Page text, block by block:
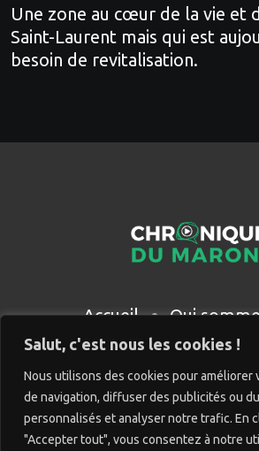
Salut, c'est nous les cookies !
Nous utilisons des cookies pour améliorer
de navigation, diffuser des publicités ou
personnalisés et analyser notre trafic. En
"Accepter tout", vous consentez à notre
Une zone au cœur de la vie et
Saint-Laurent mais qui est
besoin de revitalisation.
Accueil
Qui
Partenaires